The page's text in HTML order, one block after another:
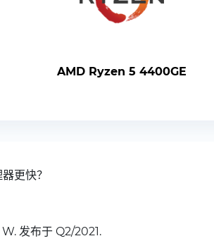
AMD Ryzen 5 4400GE
更快？
发布于 Q2/2021.